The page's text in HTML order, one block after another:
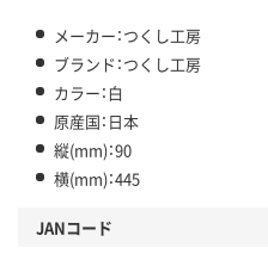
メーカー：つくし工房
ブランド：つくし工房
カラー：白
原産国：日本
縦(mm)：90
横(mm)：445
JANコード